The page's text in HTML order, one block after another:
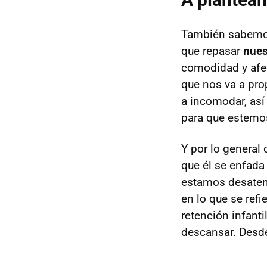
También
que repasar
comodidad y
que nos va a
a incomodar,
para que
Y por lo general
que él se
estamos
en lo que se
retención
descansar.